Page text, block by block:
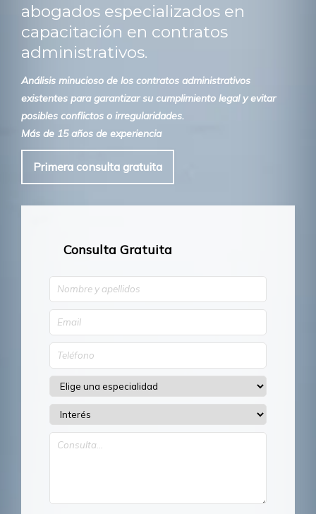
abogados especializados en
capacitación en contratos
administrativos.
Análisis minucioso de los contratos administrativos
existentes para garantizar su cumplimiento legal y evitar
posibles conflictos o irregularidades.
Más de 15 años de experiencia
Primera consulta gratuita
Consulta Gratuita